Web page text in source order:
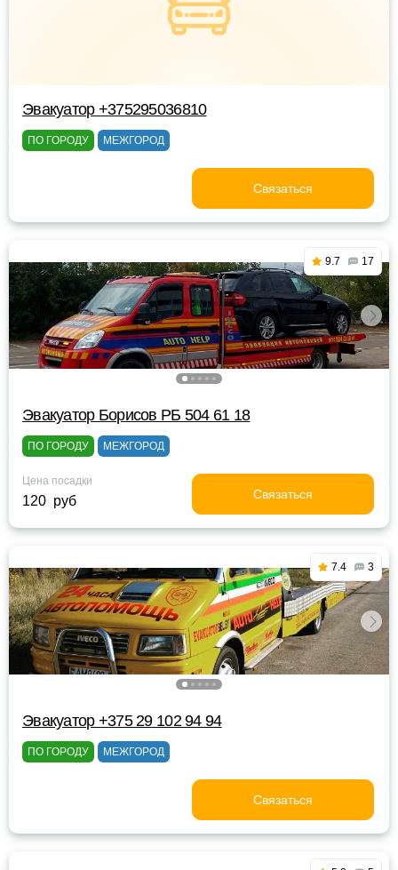
Эвакуатор +375295036810
ПО ГОРОДУ МЕЖГОРОД
Связаться
9.7 17
Эвакуатор Борисов РБ 504 61 18
ПО ГОРОДУ МЕЖГОРОД
Цена посадки
120 руб Связаться
7.4 3
Эвакуатор +375 29 102 94 94
ПО ГОРОДУ МЕЖГОРОД
Связаться